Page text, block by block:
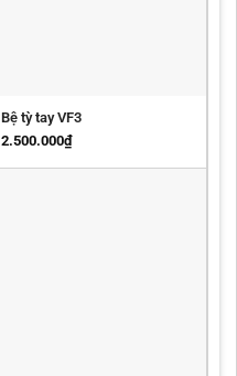
Bệ tỳ tay VF3
2.500.000₫